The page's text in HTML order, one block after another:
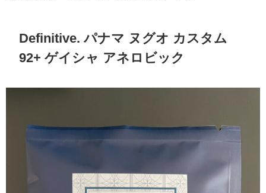
Definitive. パナマ ヌグオ カスタム
92+ ゲイシャ アネロビック